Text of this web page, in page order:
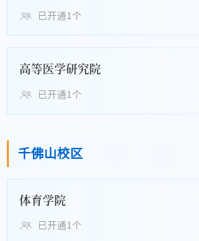
已开通1个
高等医学研究院
已开通1个
千佛山校区
体育学院
已开通1个